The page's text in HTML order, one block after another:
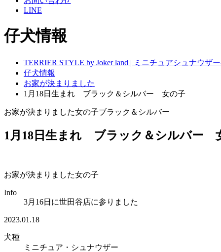
LINE
仔犬情報
TERRIER STYLE by Joker land | ミニチュアシュナウザ
仔犬情報
お家が決まりました
1月18日生まれ ブラック＆シルバー 女の子
お家が決まりました女の子ブラック＆シルバー
1月18日生まれ ブラック＆シルバー
お家が決まりました女の子
Info
3月16日に世田谷店に参りました
2023.01.18
犬種
ミニチュア・シュナウザー